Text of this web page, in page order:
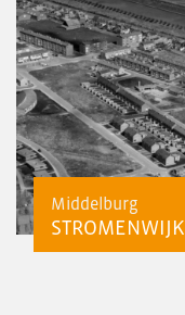
Middelburg
STROMENWIJK